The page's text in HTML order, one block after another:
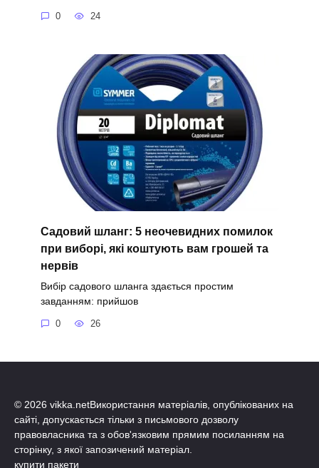
0 24
Садовий шланг: 5 неочевидних помилок
при виборі, які коштують вам грошей та
нервів
Вибір садового шланга здається простим
завданням: прийшов
0 26
© 2026 vikka.netВикористання матеріалів, опублікованих на
сайті, допускається тільки з письмового дозволу
правовласника та з обов'язковим прямим посиланням на
сторінку, з якої запозичений матеріал.
купити пакети